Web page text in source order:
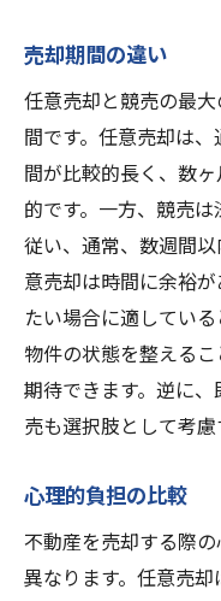
売却期間の違い
任意売却と競売の最
間です。任意売却は
間が比較的長く、数
的です。一方、競売
従い、通常、数週間
意売却は時間に余裕
たい場合に適してい
物件の状態を整える
期待できます。逆に
売も選択肢として考慮
心理的負担の比較
不動産を売却する際
異なります。任意売